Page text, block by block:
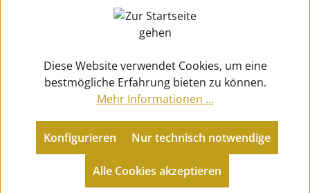
Ersatzteile Holz
Diese Website verwendet Cookies, um eine
bestmögliche Erfahrung bieten zu können.
Mehr Informationen ...
Konfigurieren
Alle Cookies akzeptieren
Nur technisch notwendige